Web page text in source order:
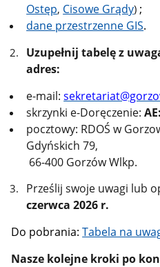
Ostęp, Cisowe Grądy) ;
dane przestrzenne GIS.
Uzupełnij tabelę z
adres:
e-mail:
skrzynki e-Doręczenie:
pocztowy: RDOŚ w
Gdyńskich 79,
66-400 Gorzów Wlkp.
Prześlij swoje uwagi lub
czerwca 2026 r.
Do pobrania:Tabela na
Nasze kolejne kroki po